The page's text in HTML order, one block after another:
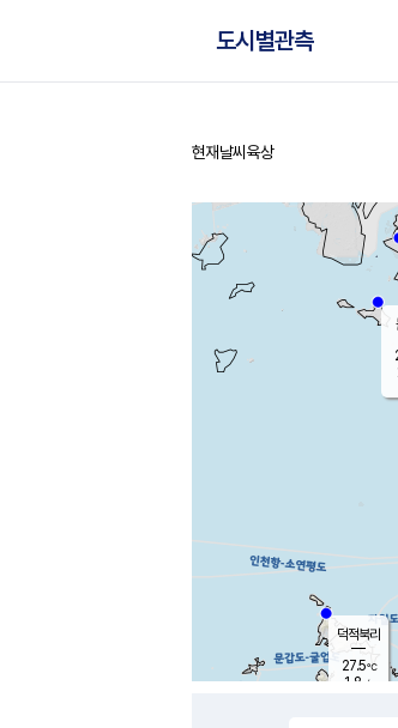
도시별관측
홈
현재날씨 육상
덕적북리
27.5℃
1.8 m/s